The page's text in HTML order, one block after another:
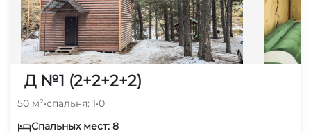
Д №1 (2+2+2+2)
50 м²•спальня: 1•0
Спальных мест: 8